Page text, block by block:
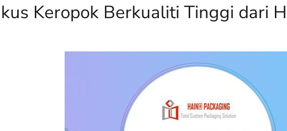
Keropok Berkualiti Tinggi dari